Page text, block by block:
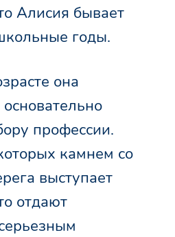
Алисия бывает
годы.
она
профессии.
камнем со
выступает
отдают